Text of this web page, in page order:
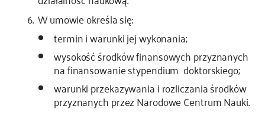
W umowie określa się:
termin i warunki jej wykonania;
wysokość środków finansowych przyznanych
na finansowanie stypendium doktorskiego;
warunki przekazywania i rozliczania środków
przyznanych przez Narodowe Centrum Nauki.